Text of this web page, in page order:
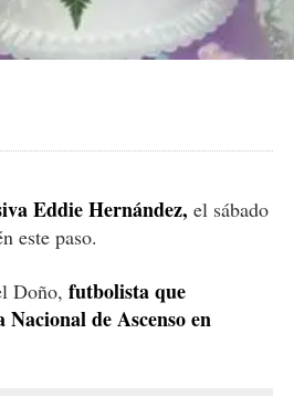
Eddie Hernández, el sábado
este paso.
Doño, futbolista que
de Ascenso en